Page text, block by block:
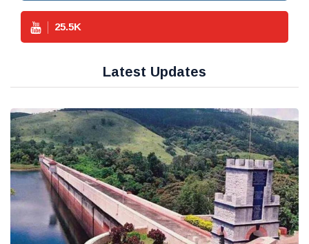
25.5K
Latest Updates